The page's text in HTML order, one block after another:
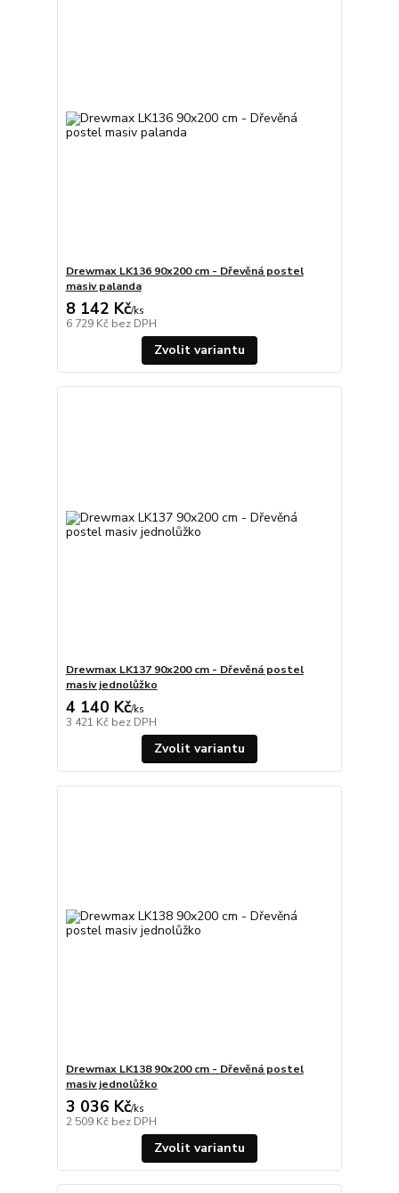
Drewmax LK136 90x200 cm - Dřevěná postel
masiv palanda
8 142 Kč/ks
6 729 Kč bez DPH
Zvolit variantu
Drewmax LK137 90x200 cm - Dřevěná postel
masiv jednolůžko
4 140 Kč/ks
3 421 Kč bez DPH
Zvolit variantu
Drewmax LK138 90x200 cm - Dřevěná postel
masiv jednolůžko
3 036 Kč/ks
2 509 Kč bez DPH
Zvolit variantu